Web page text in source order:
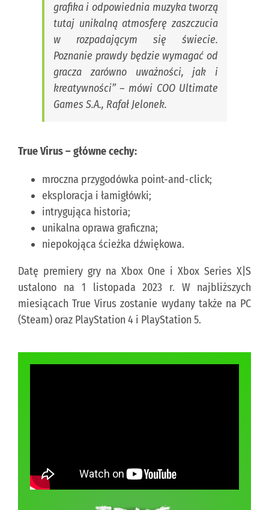
grafika i odpowiednia muzyka tworzą
tutaj unikalną atmosferę zaszczucia
w rozpadającym się świecie.
Poznanie prawdy będzie wymagać od
gracza zarówno uważności, jak i
kreatywności” – mówi COO Ultimate
Games S.A., Rafał Jelonek.
True Virus – główne cechy:
mroczna przygodówka point-and-click;
eksploracja i łamigłówki;
intrygująca historia;
unikalna oprawa graficzna;
niepokojąca ścieżka dźwiękowa.
Datę premiery gry na Xbox One i Xbox Series X|S
ustalono na 1 listopada 2023 r. W najbliższych
miesiącach True Virus zostanie wydany także na PC
(Steam) oraz PlayStation 4 i PlayStation 5.